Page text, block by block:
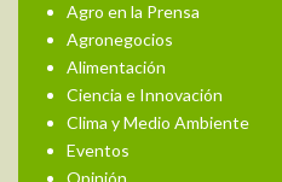
Agro en la Prensa
Agronegocios
Alimentación
Ciencia e Innovación
Clima y Medio Ambiente
Eventos